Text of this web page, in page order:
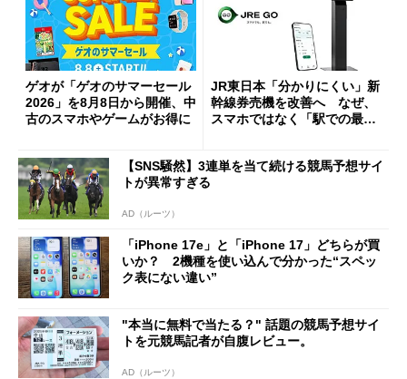
ゲオが「ゲオのサマーセール
2026」を8月8日から開催、中
古のスマホやゲームがお得に
JR東日本「分かりにくい」新
幹線券売機を改善へ なぜ、
スマホではなく「駅での最短
【SNS騒然】3連単を当て続ける競馬予想サイ
トが異常すぎる
AD（ルーツ）
「iPhone 17e」と「iPhone 17」どちらが買
いか？ 2機種を使い込んで分かった“スペッ
ク表にない違い”
"本当に無料で当たる？" 話題の競馬予想サイ
トを元競馬記者が自腹レビュー。
AD（ルーツ）